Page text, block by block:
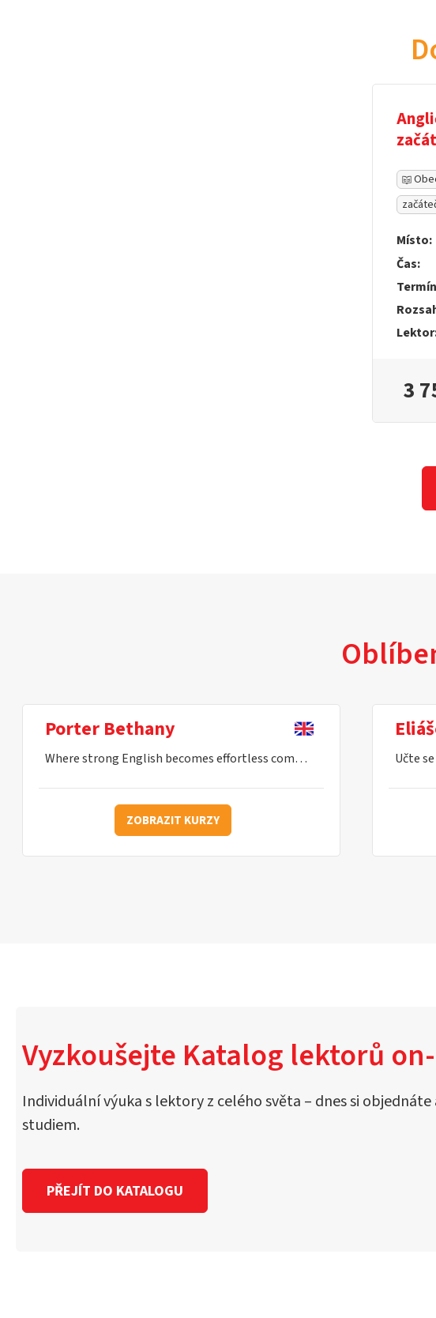
Místo:
Čas:
3
Porter Bethany
Where strong English becomes effortless communication.
ZOBRAZIT KURZY
Učte
Vyzkoušejte Katalog lektorů
Individuální výuka s lektory z celého světa – dnes si
studiem.
PŘEJÍT DO KATALOGU